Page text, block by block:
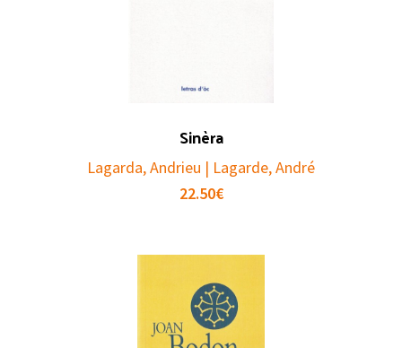
Sinèra
Lagarda, Andrieu | Lagarde, André
22.50€